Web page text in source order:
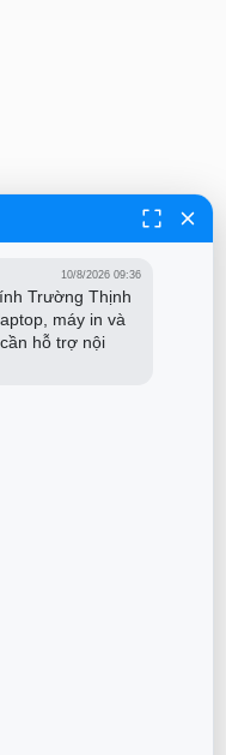
10/8/2026 09:36
Trường Thịnh
máy in và
hỗ trợ nội